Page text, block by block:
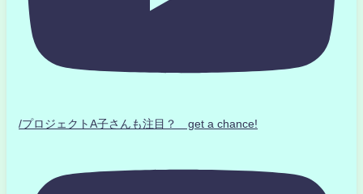
/プロジェクトA子さんも注目？ get a chance!